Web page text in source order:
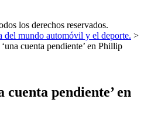
los derechos reservados.
del mundo automóvil y el deporte. >
cuenta pendiente’ en Phillip
pendiente’ en